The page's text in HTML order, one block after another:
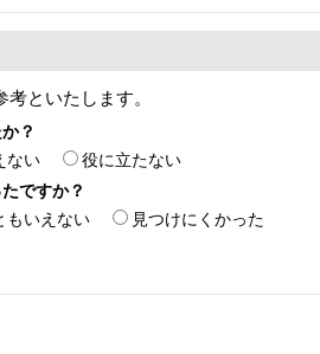
といたします。
？
ない
役に立たない
ですか？
もいえない 見つけにくかった